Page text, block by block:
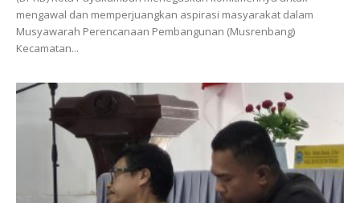
mengawal dan memperjuangkan aspirasi masyarakat dalam
Musyawarah Perencanaan Pembangunan (Musrenbang)
Kecamatan...